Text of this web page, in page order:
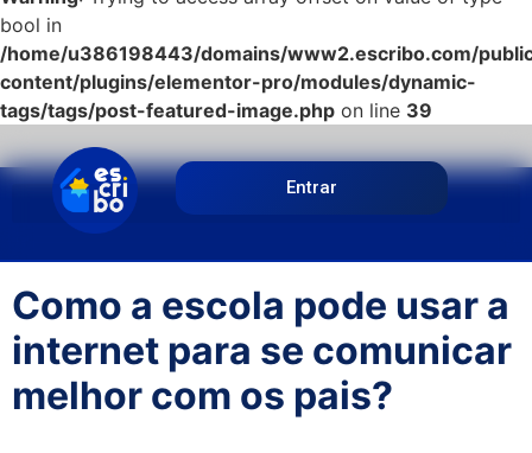
bool in
/home/u386198443/domains/www2.escribo.com/
content/plugins/elementor-pro/modules/dynamic-
tags/tags/post-featured-image.php on line 39
Entrar
Como a escola pode usar a
internet para se comunicar
melhor com os pais?